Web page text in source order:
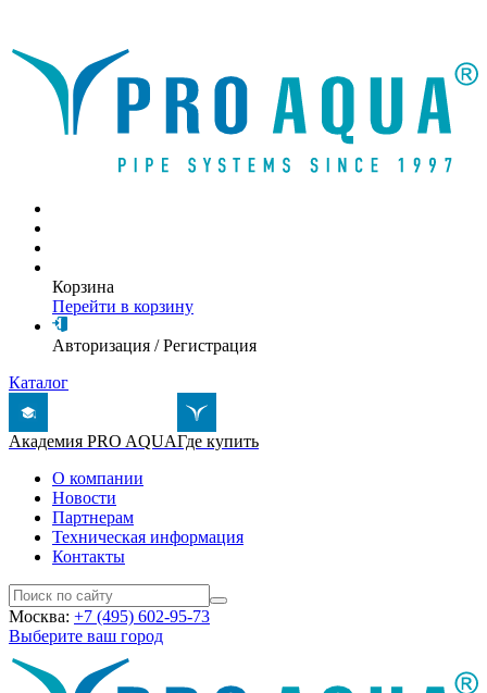
Корзина
Перейти в корзину
Авторизация /Регистрация
Каталог
Академия PRO AQUAГде купить
О компании
Новости
Партнерам
Техническая информация
Контакты
Москва: +7 (495) 602-95-73
Выберите ваш город